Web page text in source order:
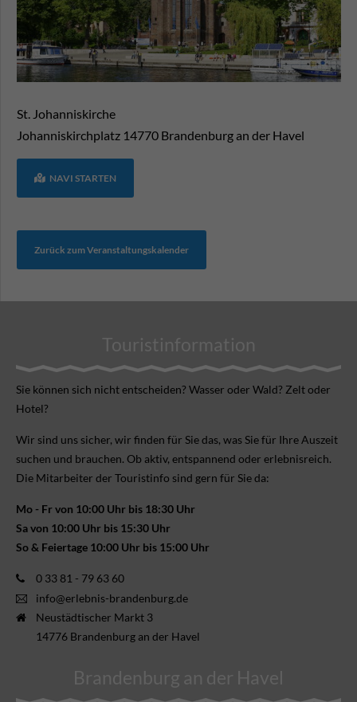
St. Johanniskirche
Johanniskirchplatz 14770 Brandenburg an der Havel
NAVI STARTEN
Zurück zum Veranstaltungskalender
Touristinformation
Sie können sich nicht ent­scheiden? Wasser oder Wald? Zelt oder
Hotel?
Wir sind uns sicher, wir finden für Sie das, was Sie für Ihre Aus­zeit
suchen und brauchen. Ob aktiv, ent­spannend oder erlebnis­reich.
Die Mitarbeiter der Touristinfo sind gern für Sie da:
Mo - Fr von 10:00 Uhr bis 18:30 Uhr
Sa von 10:00 Uhr bis 15:30 Uhr
So & Feiertage 10:00 Uhr bis 15:00 Uhr
0 33 81 - 79 63 60
info@erlebnis-brandenburg.de
Neustädtischer Markt 3
14776 Brandenburg an der Havel
Brandenburg an der Havel